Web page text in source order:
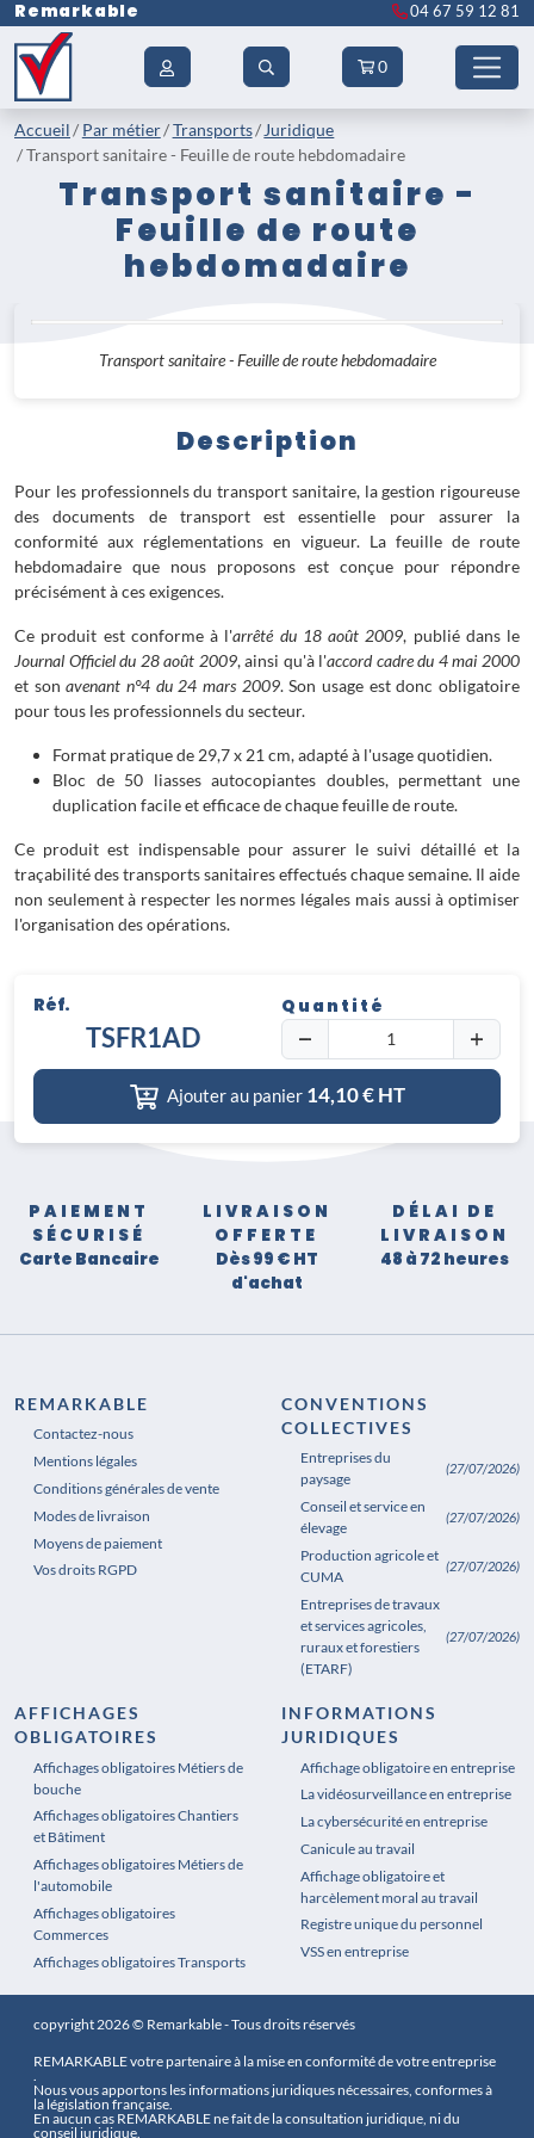
Remarkable 04 67 59 12 81
0
Accueil Par métier Transports
Juridique
Transport sanitaire - Feuille de route hebdomadaire
Transport sanitaire -
Feuille de route
hebdomadaire
Transport sanitaire - Feuille de route hebdomadaire
Description
Pour les professionnels du transport sanitaire, la gestion rigoureuse
des documents de transport est essentielle pour assurer la
conformité aux réglementations en vigueur. La feuille de route
hebdomadaire que nous proposons est conçue pour répondre
précisément à ces exigences.
Ce produit est conforme à l'arrêté du 18 août 2009, publié dans le
Journal Officiel du 28 août 2009, ainsi qu'à l'accord cadre du 4 mai 2000
et sonavenant n°4 du 24 mars 2009. Son usage est donc obligatoire
pour tous les professionnels du secteur.
Format pratique de 29,7 x 21 cm, adapté à l'usage quotidien.
Bloc de 50 liasses autocopiantes doubles, permettant une
duplication facile et efficace de chaque feuille de route.
Ce produit est indispensable pour assurer le suivi détaillé et la
traçabilité des transports sanitaires effectués chaque semaine. Il aide
non seulement à respecter les normes légales mais aussi à optimiser
l'organisation des opérations.
Réf.
TSFR1AD
Quantité
Ajouter au panier 14,10€ HT
PAIEMENT
SÉCURISÉ
Carte Bancaire
LIVRAISON
OFFERTE
Dès 99 € HT
d'achat
DÉLAI DE
LIVRAISON
48 à 72 heures
REMARKABLE
Contactez-nous
Mentions légales
Conditions générales de vente
Modes de livraison
Moyens de paiement
Vos droits RGPD
CONVENTIONS
COLLECTIVES
Entreprises du
paysage
(27/07/2026)
Conseil et service en
élevage
(27/07/2026)
Production agricole et
CUMA
(27/07/2026)
Entreprises de travaux
et services agricoles,
ruraux et forestiers
(ETARF)
(27/07/2026)
AFFICHAGES
OBLIGATOIRES
Affichages obligatoires Métiers de
bouche
Affichages obligatoires Chantiers
et Bâtiment
Affichages obligatoires Métiers de
l'automobile
Affichages obligatoires
Commerces
Affichages obligatoires Transports
Affichages obligatoires Pharmacie
INFORMATIONS
JURIDIQUES
Affichage obligatoire en entreprise
La vidéosurveillance en entreprise
La cybersécurité en entreprise
Canicule au travail
Affichage obligatoire et
harcèlement moral au travail
Registre unique du personnel
VSS en entreprise
copyright 2026 © Remarkable - Tous droits réservés
REMARKABLE votre partenaire à la mise en conformité de votre entreprise
.
Nous vous apportons les informations juridiques nécessaires, conformes à
la législation française.
En aucun cas REMARKABLE ne fait de la consultation juridique, ni du
conseil juridique.